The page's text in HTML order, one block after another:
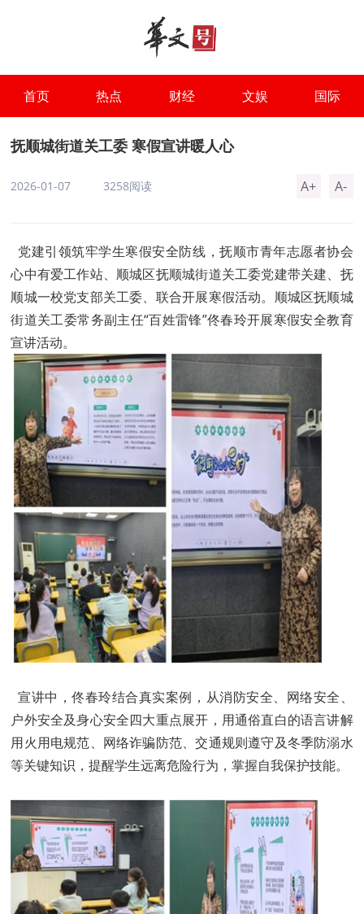
首页 热点 财经 文娱 国际
抚顺城街道关工委 寒假宣讲暖人心
2026-01-07 3258阅读 A+ A-
党建引领筑牢学生寒假安全防线，抚顺市青年志愿者协会
心中有爱工作站、顺城区抚顺城街道关工委党建带关建、抚
顺城一校党支部关工委、联合开展寒假活动。顺城区抚顺城
街道关工委常务副主任“百姓雷锋”佟春玲开展寒假安全教育
宣讲活动。
宣讲中，佟春玲结合真实案例，从消防安全、网络安全、
户外安全及身心安全四大重点展开，用通俗直白的语言讲解
用火用电规范、网络诈骗防范、交通规则遵守及冬季防溺水
等关键知识，提醒学生远离危险行为，掌握自我保护技能。